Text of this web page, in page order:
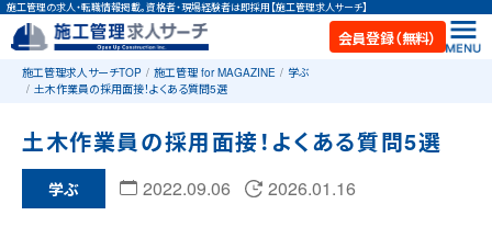
施工管理の求人・転職情報掲載。資格者・現場経験者は即採用【施工管理求人サーチ】
会員登録（無料）
施工管理求人サーチTOP 施工管理 for MAGAZINE
学ぶ
土木作業員の採用面接！よくある質問5選
土木作業員の採用面接！よくある質問5選
学ぶ 2022.09.06 2026.01.16